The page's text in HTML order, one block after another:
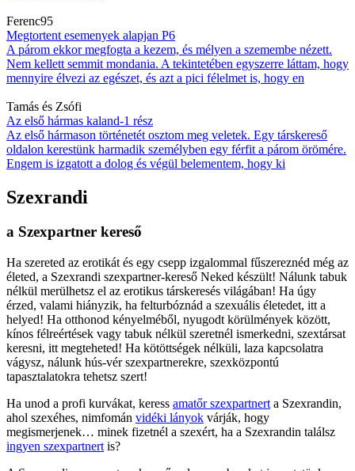
Ferenc95
Megtortent esemenyek alapjan P6
A párom ekkor megfogta a kezem, és mélyen a szemembe nézett.
Nem kellett semmit mondania. A tekintetében egyszerre láttam, hogy
mennyire élvezi az egészet, és azt a pici félelmet is, hogy en
Tamás és Zsófi
Az első hármas kaland-1 rész
Az első hármason történetét osztom meg veletek. Egy társkereső
oldalon kerestünk harmadik személyben egy férfit a párom örömére.
Engem is izgatott a dolog és végül belementem, hogy ki
Szexrandi
a Szexpartner kereső
Ha szereted az erotikát és egy csepp izgalommal fűszereznéd még az
életed, a Szexrandi szexpartner-kereső Neked készült! Nálunk tabuk
nélkül merülhetsz el az erotikus társkeresés világában! Ha úgy
érzed, valami hiányzik, ha felturbóznád a szexuális életedet, itt a
helyed! Ha otthonod kényelméből, nyugodt körülmények között,
kínos félreértések vagy tabuk nélkül szeretnél ismerkedni, szextársat
keresni, itt megteheted! Ha kötöttségek nélküli, laza kapcsolatra
vágysz, nálunk hús-vér szexpartnerekre, szexközpontú
tapasztalatokra tehetsz szert!
Ha unod a profi kurvákat, keress amatőr szexpartnert a Szexrandin,
ahol szexéhes, nimfomán vidéki lányok várják, hogy
megismerjenek… minek fizetnél a szexért, ha a Szexrandin találsz
ingyen szexpartnert is?